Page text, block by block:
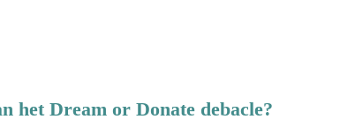
het Dream or Donate debacle?